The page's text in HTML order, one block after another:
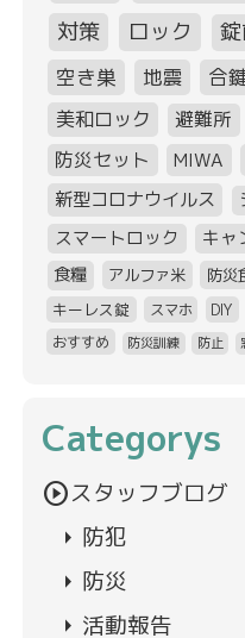
対策
ロック
空き巣
地震 合
美和ロック
避難所
防災セット
MIWA
新型コロナウイルス
スマートロック
キャ
食糧
アルファ米 防災
キーレス錠 スマホ DIY
おすすめ
防災訓練 防止
Categorys
play_circleスタッフブログ
arrow_right 防犯
arrow_right 防災
arrow_right 活動報告